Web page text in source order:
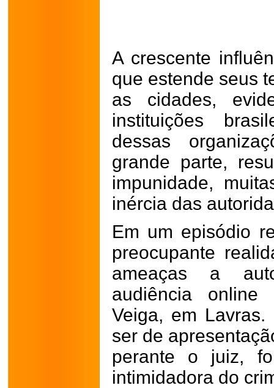
A crescente
que estende seus
as cidades,
instituições
dessas
grande parte,
impunidade,
inércia das
Em um episódio
preocupante
ameaças a
audiência
Veiga, em
ser de
perante o juiz,
intimidadora do